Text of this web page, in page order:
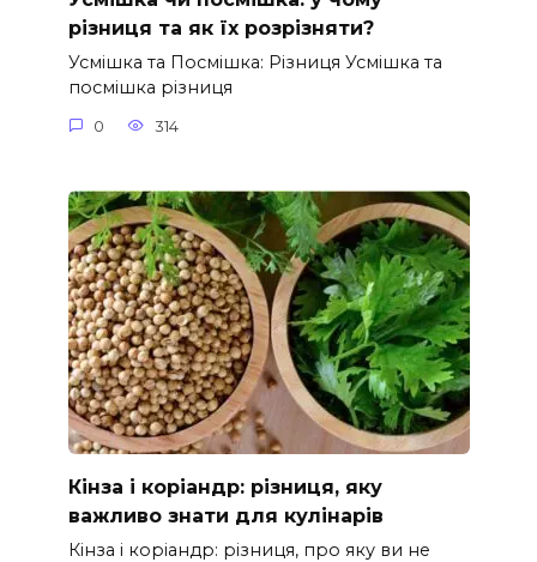
різниця та як їх розрізняти?
Усмішка та Посмішка: Різниця Усмішка та
посмішка різниця
0 314
Кінза і коріандр: різниця, яку
важливо знати для кулінарів
Кінза і коріандр: різниця, про яку ви не